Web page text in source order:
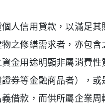
人信用貸款，以滿足其
之修繕需求者，亦包含
金用途明顯非屬消費性
券等金融商品者），或
借款，而供所屬企業周